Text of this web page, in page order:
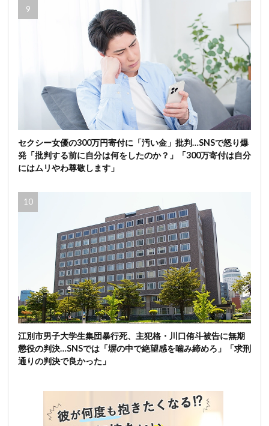
セクシー女優の300万円寄付に「汚い金」批判…SNSで怒り爆
発「批判する前に自分は何をしたのか？」「300万寄付は自分
にはムリやわ尊敬します」
江別市男子大学生集団暴行死、主犯格・川口侑斗被告に無期
懲役の判決…SNSでは「塀の中で絶望感を噛み締めろ」「求刑
通りの判決で良かった」